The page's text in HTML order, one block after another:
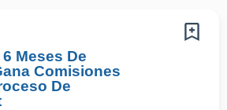
Meses De
Comisiones
De